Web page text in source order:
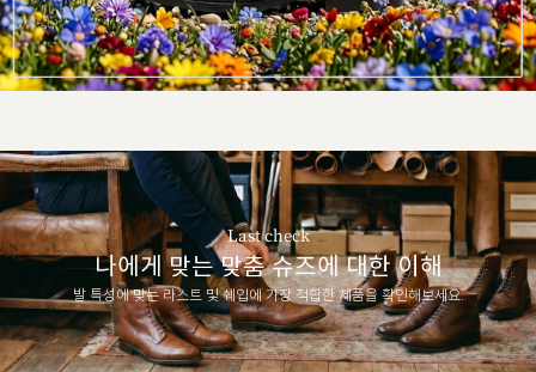
Last check
나에게 맞는 맞춤 슈즈에 대한 이해
발 특성에 맞는 라스트 및 쉐입에 가장 적합한 제품을 확인해보세요.